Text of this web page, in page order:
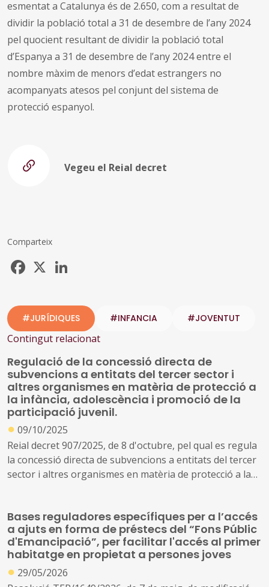
esmentat a Catalunya és de 2.650, com a resultat de
dividir la població total a 31 de desembre de l’any 2024
pel quocient resultant de dividir la població total
d’Espanya a 31 de desembre de l’any 2024 entre el
nombre màxim de menors d’edat estrangers no
acompanyats atesos pel conjunt del sistema de
protecció espanyol.
Vegeu el Reial decret
Comparteix
Facebook
#JURÍDIQUES #INFANCIA #JOVENTUT
Contingut relacionat
Regulació de la concessió directa de
subvencions a entitats del tercer sector i
altres organismes en matèria de protecció a
la infància, adolescència i promoció de la
participació juvenil.
● 09/10/2025
Reial decret 907/2025, de 8 d'octubre, pel qual es regula
la concessió directa de subvencions a entitats del tercer
sector i altres organismes en matèria de protecció a la
Bases reguladores específiques per a l’accés
a ajuts en forma de préstecs del “Fons Públic
d'Emancipació”, per facilitar l'accés al primer
habitatge en propietat a persones joves
● 29/05/2026